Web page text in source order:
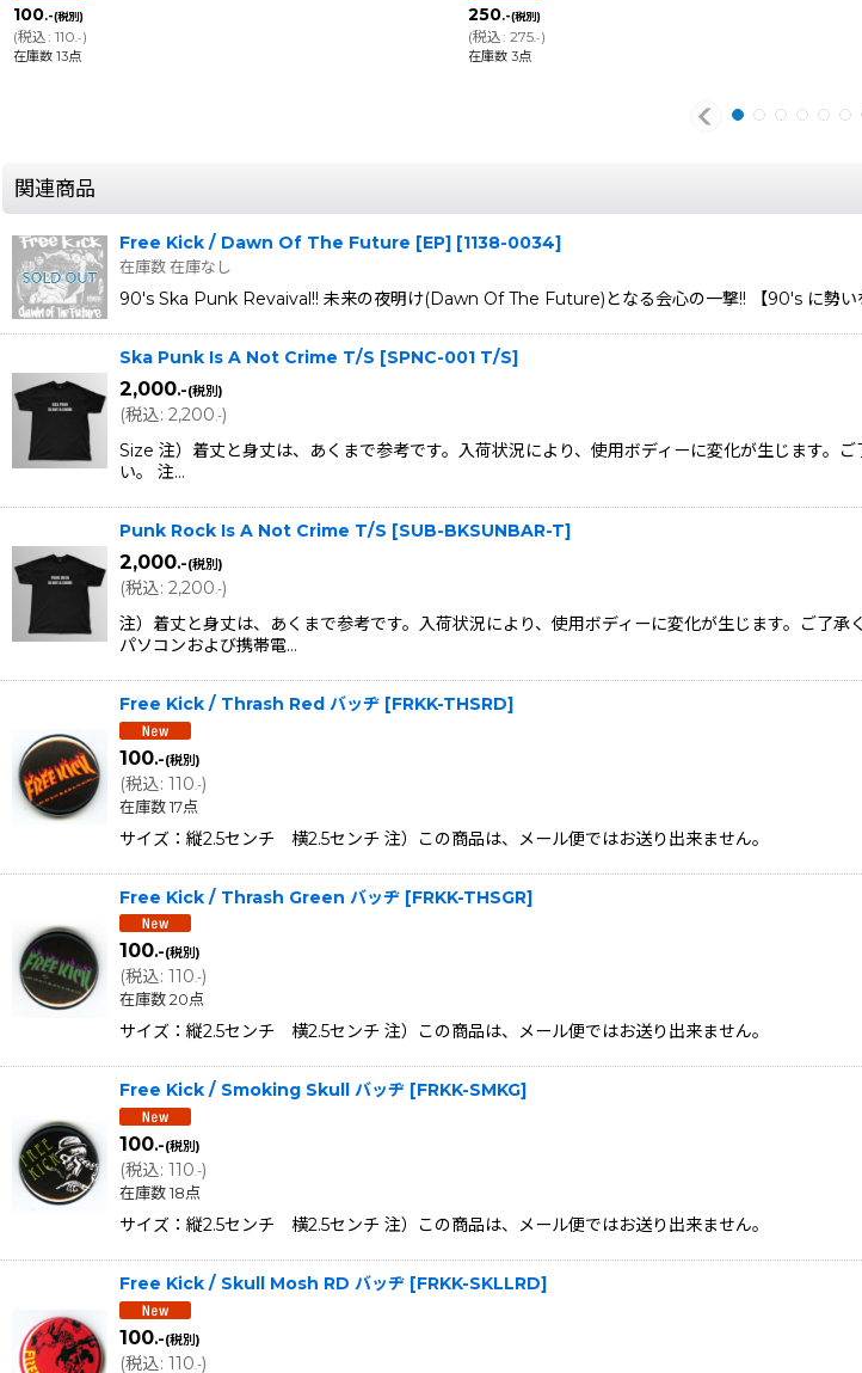
100.-(税別)
(税込: 110 .-)
在庫数 13点
250.-(税別)
(税込: 275.-)
在庫数 3点
関連商品
Free Kick / Dawn Of The Future [EP] [1138-0034]
在庫数 在庫なし
90's Ska Punk Revaival!! 未来の夜明け(Dawn Of The Future)となる会心の一撃!! 【90's に勢い
Ska Punk Is A Not Crime T/S [SPNC-001 T/S]
2,000.-(税別)
(税込: 2,200.-)
Size 注）着丈と身丈は、あくまで参考です。入荷状況により、使用ボディーに変化が生じます。
い。 注…
Punk Rock Is A Not Crime T/S [SUB-BKSUNBAR-T]
2,000.-(税別)
(税込: 2,200.-)
注）着丈と身丈は、あくまで参考です。入荷状況により、使用ボディーに変化が生じます。ご了
パソコンおよび携帯電…
Free Kick / Thrash Red バッヂ [FRKK-THSRD]
100.-(税別)
(税込: 110.-)
在庫数 17点
サイズ：縦2.5センチ 横2.5センチ 注）この商品は、メール便ではお送り出来ません。
Free Kick / Thrash Green バッヂ [FRKK-THSGR]
100.-(税別)
(税込: 110.-)
在庫数 20点
サイズ：縦2.5センチ 横2.5センチ 注）この商品は、メール便ではお送り出来ません。
Free Kick / Smoking Skull バッヂ [FRKK-SMKG]
100.-(税別)
(税込: 110.-)
在庫数 18点
サイズ：縦2.5センチ 横2.5センチ 注）この商品は、メール便ではお送り出来ません。
Free Kick / Skull Mosh RD バッヂ [FRKK-SKLLRD]
100.-(税別)
(税込: 110.-)